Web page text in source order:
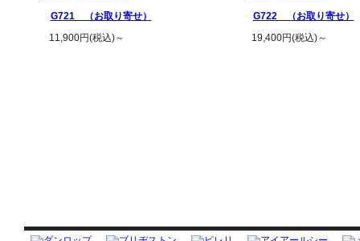
G721 （お取り寄せ）
11,900円(税込)～
G722 （お取り寄せ）
19,400円(税込)～